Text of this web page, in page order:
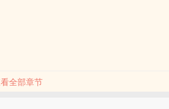
全部章节